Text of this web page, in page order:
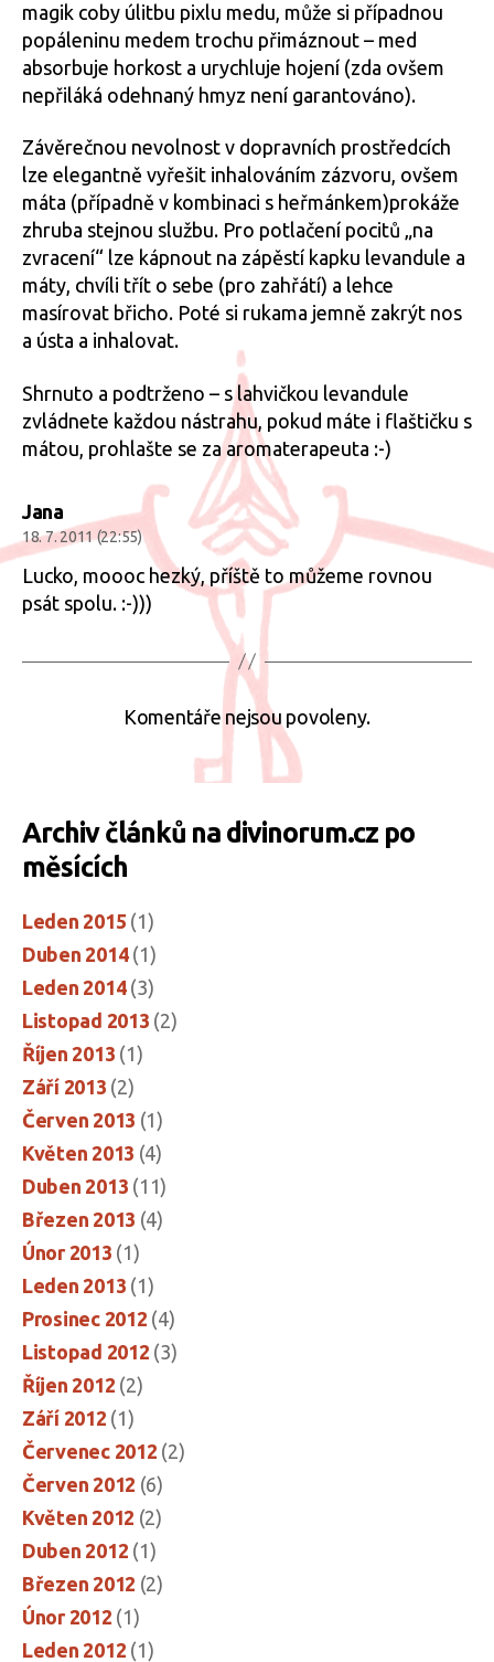
magik coby úlitbu pixlu medu, může si případnou
popáleninu medem trochu přimáznout – med
absorbuje horkost a urychluje hojení (zda ovšem
nepřiláká odehnaný hmyz není garantováno).
Závěrečnou nevolnost v dopravních prostředcích
lze elegantně vyřešit inhalováním zázvoru, ovšem
máta (případně v kombinaci s heřmánkem)prokáže
zhruba stejnou službu. Pro potlačení pocitů „na
zvracení“ lze kápnout na zápěstí kapku levandule a
máty, chvíli třít o sebe (pro zahřátí) a lehce
masírovat břicho. Poté si rukama jemně zakrýt nos
a ústa a inhalovat.
Shrnuto a podtrženo – s lahvičkou levandule
zvládnete každou nástrahu, pokud máte i flaštičku s
mátou, prohlašte se za aromaterapeuta :-)
Jana
18. 7. 2011 (22:55)
Lucko, moooc hezký, příště to můžeme rovnou
psát spolu. :-)))
Komentáře nejsou povoleny.
Archiv článků na divinorum.cz po
měsících
Leden 2015 (1)
Duben 2014(1)
Leden 2014(3)
Listopad 2013 (2)
Říjen 2013 (1)
Září 2013 (2)
Červen 2013 (1)
Květen 2013 (4)
Duben 2013 (11)
Březen 2013 (4)
Únor 2013 (1)
Leden 2013 (1)
Prosinec 2012 (4)
Listopad 2012 (3)
Říjen 2012 (2)
Září 2012 (1)
Červenec 2012 (2)
Červen 2012 (6)
Květen 2012 (2)
Duben 2012 (1)
Březen 2012 (2)
Únor 2012 (1)
Leden 2012 (1)